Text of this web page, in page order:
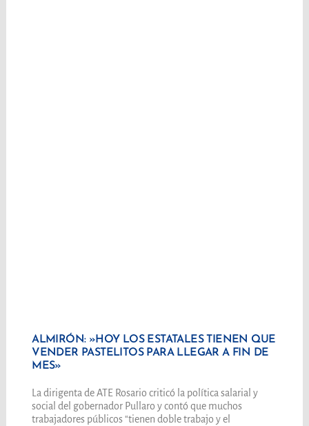
ALMIRÓN: »HOY LOS ESTATALES TIENEN QUE
VENDER PASTELITOS PARA LLEGAR A FIN DE
MES»
La dirigenta de ATE Rosario criticó la política salarial y
social del gobernador Pullaro y contó que muchos
trabajadores públicos “tienen doble trabajo y el